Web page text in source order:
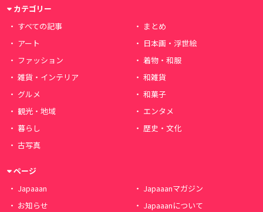
カテゴリー
すべての記事
まとめ
アート
日本画・浮世絵
ファッション
着物・和服
雑貨・インテリア
和雑貨
グルメ
和菓子
観光・地域
エンタメ
暮らし
歴史・文化
古写真
ページ
Japaaan
Japaaanマガジン
お知らせ
Japaaanについて